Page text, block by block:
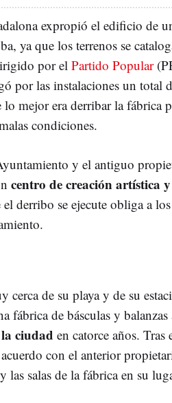
expropió el edificio de
ya que los terrenos se
por el Partido Popular
por las instalaciones un total
mejor era derribar la fábrica
condiciones.
y el antiguo
centro de creación artística
derribo se ejecute obliga a
cerca de su playa y de su
fábrica de básculas y balanzas
ciudad en catorce años. Tras
con el anterior
salas de la fábrica en su